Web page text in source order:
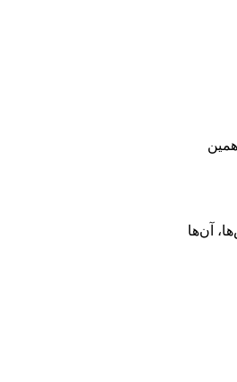
آن‌ها